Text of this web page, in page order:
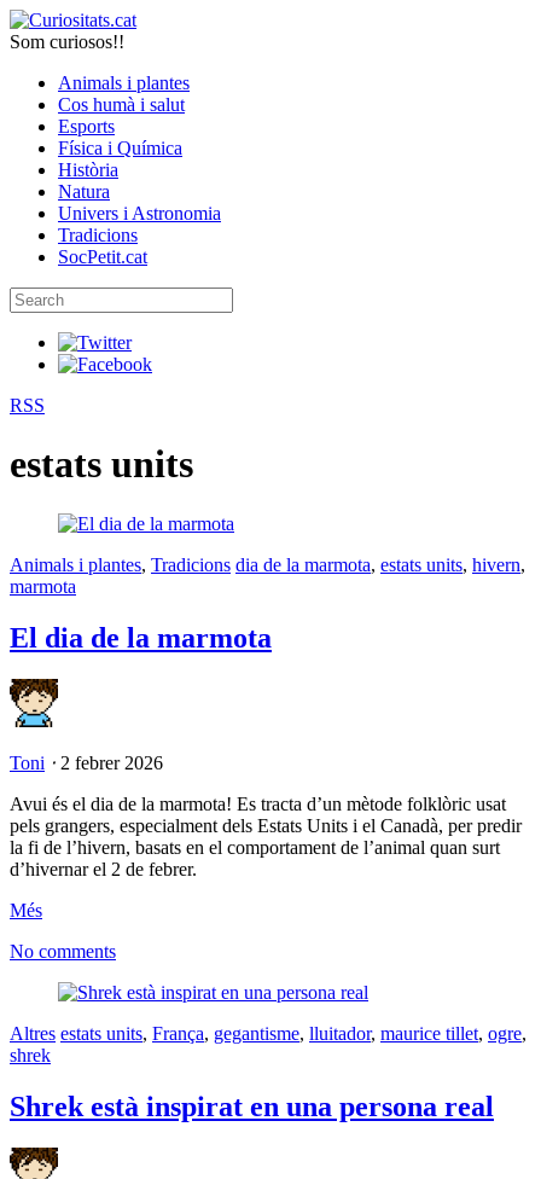
Som curiosos!!
Animals i plantes
Cos humà i salut
Esports
Física i Química
Història
Natura
Univers i Astronomia
Tradicions
SocPetit.cat
RSS
estats units
Animals i plantes, Tradicions dia de la marmota, estats units, hivern,
marmota
El dia de la marmota
Toni ⋅ 2 febrer 2026
Avui és el dia de la marmota! Es tracta d’un mètode folklòric usat
pels grangers, especialment dels Estats Units i el Canadà, per predir
la fi de l’hivern, basats en el comportament de l’animal quan surt
d’hivernar el 2 de febrer.
Més
No comments
Altres estats units, França, gegantisme, lluitador, maurice tillet, ogre,
shrek
Shrek està inspirat en una persona real